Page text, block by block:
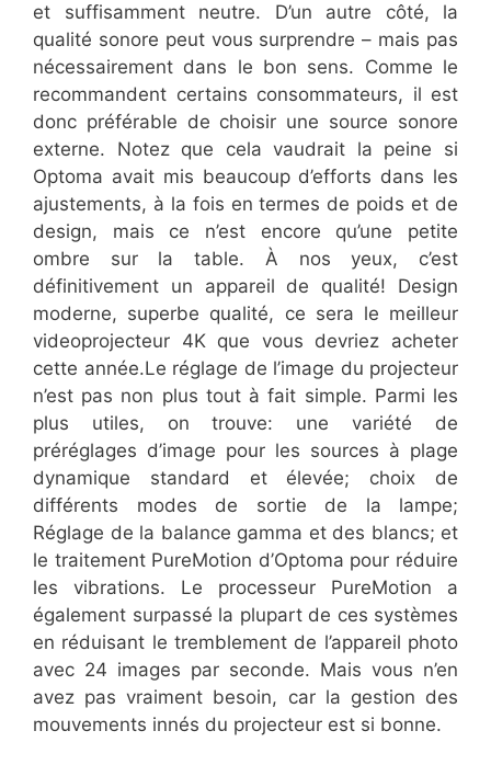
et suffisamment neutre. D’un autre côté, la
qualité sonore peut vous surprendre – mais pas
nécessairement dans le bon sens. Comme le
recommandent certains consommateurs, il est
donc préférable de choisir une source sonore
externe. Notez que cela vaudrait la peine si
Optoma avait mis beaucoup d’efforts dans les
ajustements, à la fois en termes de poids et de
design, mais ce n’est encore qu’une petite
ombre sur la table. À nos yeux, c’est
définitivement un appareil de qualité! Design
moderne, superbe qualité, ce sera le meilleur
videoprojecteur 4K que vous devriez acheter
cette année.Le réglage de l’image du projecteur
n’est pas non plus tout à fait simple. Parmi les
plus utiles, on trouve: une variété de
préréglages d’image pour les sources à plage
dynamique standard et élevée; choix de
différents modes de sortie de la lampe;
Réglage de la balance gamma et des blancs; et
le traitement PureMotion d’Optoma pour réduire
les vibrations. Le processeur PureMotion a
également surpassé la plupart de ces systèmes
en réduisant le tremblement de l’appareil photo
avec 24 images par seconde. Mais vous n’en
avez pas vraiment besoin, car la gestion des
mouvements innés du projecteur est si bonne.